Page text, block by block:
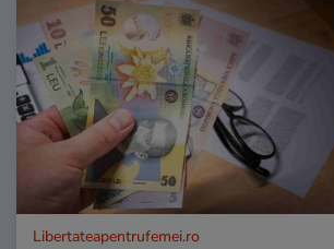
Libertateapentrufemei.ro